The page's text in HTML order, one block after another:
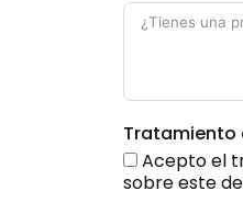
Tratamiento
Acepto el
sobre este